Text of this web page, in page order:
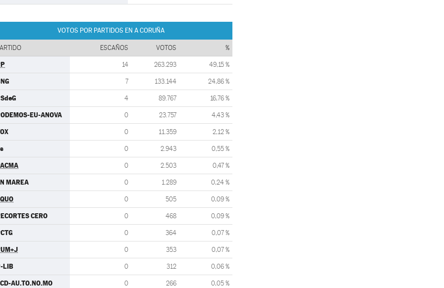
VOTOS POR PARTIDOS EN A CORUÑA
ESCAÑOS VOTOS %
14 263.293 49,15 %
7 133.144 24,86 %
4 89.767 16,76 %
EU-ANOVA 0 23.757 4,43 %
0 11.359 2,12 %
0 2.943 0,55 %
0 2.503 0,47 %
MAREA 0 1.289 0,24 %
0 505 0,09 %
CERO 0 468 0,09 %
0 364 0,07 %
0 353 0,07 %
LIB 0 312 0,06 %
AU.TO.NO.MO 0 266 0,05 %